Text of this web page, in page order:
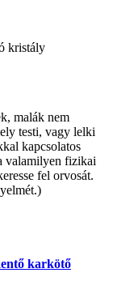
kristály
malák nem
testi, vagy lelki
kapcsolatos
valamilyen fizikai
fel orvosát.
karkötő